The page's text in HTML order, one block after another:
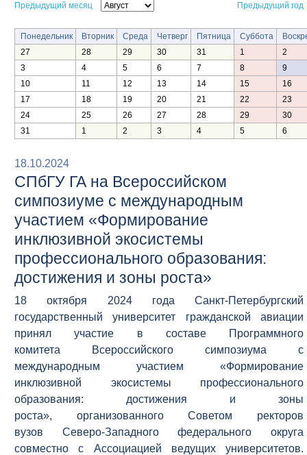
Предыдущий месяц Предыдущий год
Понедельник Вторник Среда Четверг Пятница Суббота
27
28 29 30 31 1
2
3
4 5 6 7 8
9
10
11 12 13 14 15
16
17
18 19 20 21 22
23
24
25 26 27 28 29
30
31
1 2 3 4 5 6
18.10.2024
СПбГУ ГА на Всероссийском
симпозиуме с международным
участием «Формирование
инклюзивной экосистемы
профессионального образования:
достижения и зоны роста»
18 октября 2024 года Санкт-Петербургский
государственный университет гражданской авиации
принял участие в составе Программного
комитета Всероссийского симпозиума с
международным участием «Формирование
инклюзивной экосистемы профессионального
образования: достижения и зоны
роста», организованного Советом ректоров
вузов Северо-Западного федерального округа
совместно с Ассоциацией ведущих университетов.